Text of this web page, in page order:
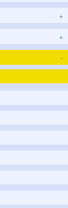
+
+
-